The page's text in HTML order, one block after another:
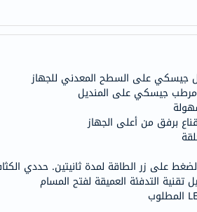
جيسكي على السطح المعدني للجهاز
جيسكي على المنديل
برفق من أعلى الجهاز
على زر الطاقة لمدة ثانيتين. حددي
التدفئة العميقة لفتح المسام